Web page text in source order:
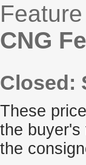
CNG
Closed:
These
the buyer's
the